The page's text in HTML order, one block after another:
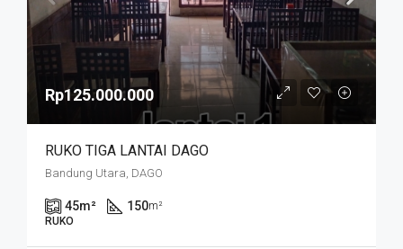
Rp125.000.000
RUKO TIGA LANTAI DAGO
Bandung Utara, DAGO
45m² 150m²
RUKO